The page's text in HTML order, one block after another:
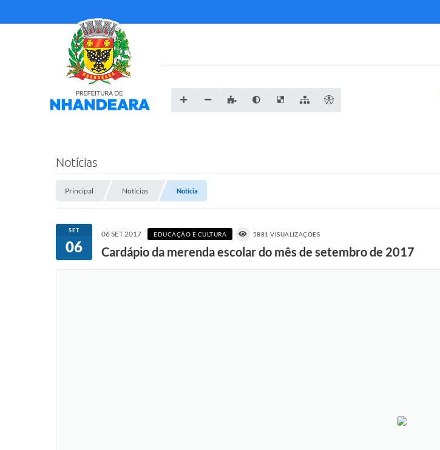
Notícias
Principal Notícias Notícia
SET
06
06 SET 2017 EDUCAÇÃO E CULTURA 5881 VISUALIZAÇÕES
Cardápio da merenda escolar do mês de setembro de 2017